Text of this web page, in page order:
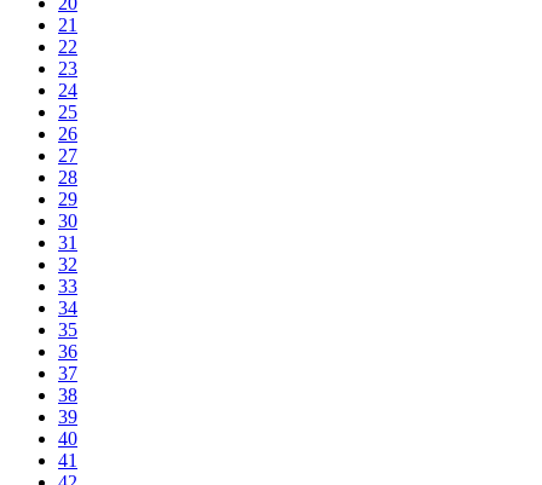
21
22
23
24
25
26
27
28
29
30
31
32
33
34
35
36
37
38
39
40
41